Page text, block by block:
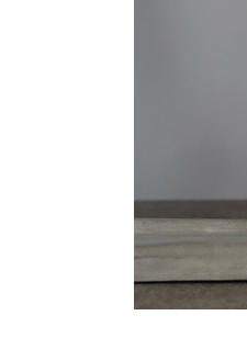
Caderea parului
Pitiriazis versicolor
Alte preparate dermatologice
PREPARATE GINECOLOGICE